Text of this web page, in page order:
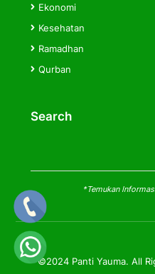
Ekonomi
Kesehatan
Ramadhan
Qurban
Search
*Temukan
©2024 Panti Yauma. All